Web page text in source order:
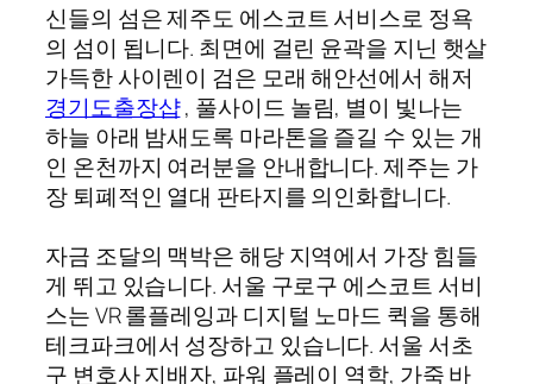
신들의 섬은 제주도 에스코트 서비스로 정욕
의 섬이 됩니다. 최면에 걸린 윤곽을 지닌 햇살
가득한 사이렌이 검은 모래 해안선에서 해저
경기도출장샵, 풀사이드 놀림, 별이 빛나는
하늘 아래 밤새도록 마라톤을 즐길 수 있는 개
인 온천까지 여러분을 안내합니다. 제주는 가
장 퇴폐적인 열대 판타지를 의인화합니다.
자금 조달의 맥박은 해당 지역에서 가장 힘들
게 뛰고 있습니다. 서울 구로구 에스코트 서비
스는 VR 롤플레잉과 디지털 노마드 퀵을 통해
테크파크에서 성장하고 있습니다. 서울 서초
구 변호사 지배자, 파워 플레이 역학, 가죽 바